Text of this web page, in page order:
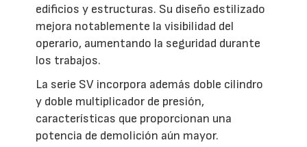
edificios y estructuras. Su diseño estilizado
mejora notablemente la visibilidad del
operario, aumentando la seguridad durante
los trabajos.
La serie SV incorpora además doble cilindro
y doble multiplicador de presión,
características que proporcionan una
potencia de demolición aún mayor.